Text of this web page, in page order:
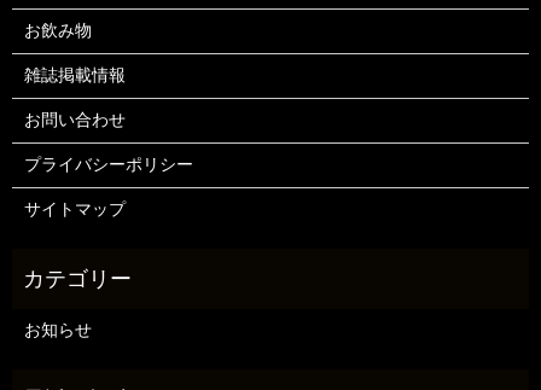
お飲み物
雑誌掲載情報
お問い合わせ
プライバシーポリシー
サイトマップ
お知らせ